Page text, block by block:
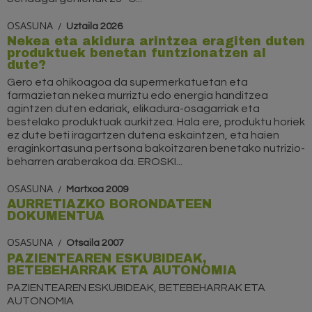
OSASUNA Uztaila 2026
Nekea eta akidura arintzea eragiten duten
produktuek benetan funtzionatzen al
dute?
Gero eta ohikoagoa da supermerkatuetan eta
farmazietan nekea murriztu edo energia handitzea
agintzen duten edariak, elikadura-osagarriak eta
bestelako produktuak aurkitzea. Hala ere, produktu horiek
ez dute beti iragartzen dutena eskaintzen, eta haien
eraginkortasuna pertsona bakoitzaren benetako nutrizio-
beharren araberakoa da. EROSKI...
OSASUNA Martxoa 2009
AURRETIAZKO BORONDATEEN
DOKUMENTUA
OSASUNA
Otsaila 2007
PAZIENTEAREN ESKUBIDEAK,
BETEBEHARRAK ETA AUTONOMIA
PAZIENTEAREN ESKUBIDEAK, BETEBEHARRAK ETA
AUTONOMIA